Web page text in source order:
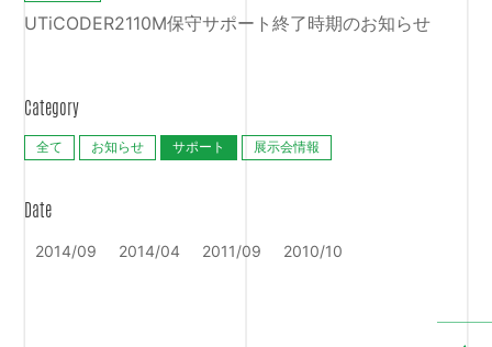
Category
全て お知らせ サポート 展示会情報
Date
2014/09 2014/04 2011/09 2010/10
UTiCODER2110M保守サポート終了時期のお知らせ